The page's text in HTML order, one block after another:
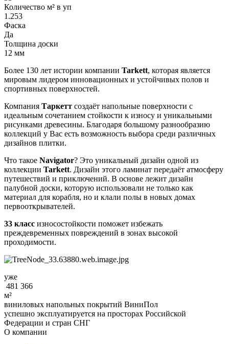
Количество м² в уп
1.253
Фаска
Да
Толщина доски
12 мм
Более 130 лет истории компании Tarkett, которая является
мировым лидером инновационных и устойчивых полов и
спортивных поверхностей.
Компания Таркетт создаёт напольные поверхности с
идеальным сочетанием стойкости к износу и уникальными
рисунками древесины. Благодаря большому разнообразию
коллекций у Вас есть возможность выбора среди различных
дизайнов плитки.
Что такое Navigator? Это уникальный дизайн одной из
коллекции Tarkett. Дизайн этого ламинат передаёт атмосферу
путешествий и приключений. В основе лежит дизайн
палубной доски, которую использовали не только как
материал для корабля, но и клали полы в новых домах
первооткрывателей.
33 класс износостойкости поможет избежать
преждевременных повреждений в зонах высокой
проходимости.
уже
481 366
м²
виниловых напольных покрытий ВиниПол
успешно эксплуатируется на просторах Российской
Федерации и стран СНГ
О компании